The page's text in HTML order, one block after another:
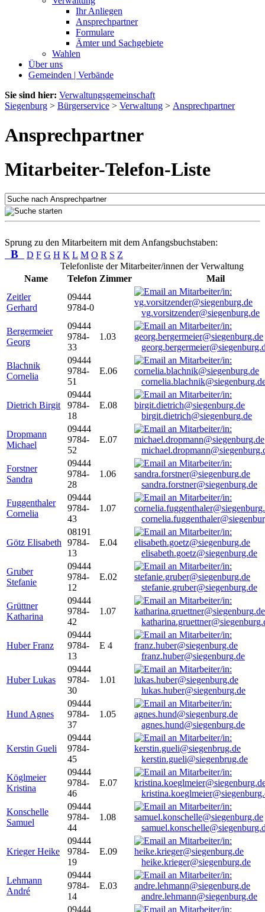
Ihr Anliegen
Ansprechpartner
Formulare
Ämter und Sachgebiete
Wahlen
Über uns
Gemeinden | Verbände
Sie sind hier: Verwaltungsgemeinschaft
Siegenburg > Bürgerservice > Verwaltung > Ansprechpartner
Ansprechpartner
Mitarbeiter-Telefon-Liste
Sprung zu den Mitarbeitern mit dem Anfangsbuchstaben:
B D F G H K L M O R S Z
Telefonliste der Mitarbeiter/innen der Verwaltung
Name
Telefon Zimmer
Mail
Zeitler
Gerhard
09444
9784-0
vg.vorsitzender@siegenburg.de
Bergermeier
Georg
09444
9784-
33
1.03
Blachnik
Cornelia
09444
9784-
51
E.06
Dietrich Birgit
09444
9784-
18
E.08
birgit.dietrich@siegenburg.de
Dropmann
Michael
09444
9784-
52
E.07
Forstner
Sandra
09444
9784-
28
1.06
sandra.forstner@siegenburg.de
Fuggenthaler
Cornelia
09444
9784-
43
1.07
Götz Elisabeth
08191
9784-
13
E.04
elisabeth.goetz@siegenburg.de
Gruber
Stefanie
09444
9784-
12
E.02
stefanie.gruber@siegenburg.de
Grüttner
Katharina
09444
9784-
42
1.07
Huber Franz
09444
9784-
13
E 4
franz.huber@siegenburg.de
Huber Lukas
09444
9784-
30
1.01
lukas.huber@siegenburg.de
Hund Agnes
09444
9784-
37
1.05
agnes.hund@siegenburg.de
Kerstin Gueli
09444
9784-
45
kerstin.gueli@siegenbrug.de
Köglmeier
Kristina
09444
9784-
46
E.07
Konschelle
Samuel
09444
9784-
44
1.08
Krieger Heike
09444
9784-
19
E.09
heike.krieger@siegenburg.de
Lehmann
André
09444
9784-
14
E.03
andre.lehmann@siegenburg.de
09444